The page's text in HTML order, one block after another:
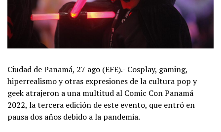
Ciudad de Panamá, 27 ago (EFE).- Cosplay, gaming,
hiperrealismo y otras expresiones de la cultura pop y
geek atrajeron a una multitud al Comic Con Panamá
2022, la tercera edición de este evento, que entró en
pausa dos años debido a la pandemia.